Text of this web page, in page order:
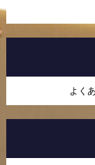
よく